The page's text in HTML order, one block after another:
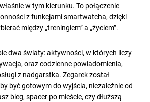
w tym kierunku. To połączenie
z funkcjami smartwatcha, dzięki
między „treningiem” a „życiem”.
dwa światy: aktywności, w których liczy
oraz codzienne powiadomienia,
z nadgarstka. Zegarek został
być gotowym do wyjścia, niezależnie od
bieg, spacer po mieście, czy dłuższą